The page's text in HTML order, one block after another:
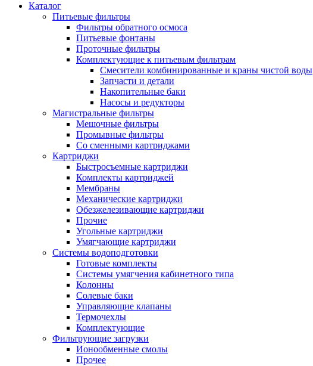
Каталог
Питьевые фильтры
Фильтры обратного осмоса
Питьевые фонтаны
Проточные фильтры
Комплектующие к питьевым фильтрам
Смесители комбинированные и краны чистой воды
Запчасти и детали
Накопительные баки
Насосы и редукторы
Магистральные фильтры
Мешочные фильтры
Промывные фильтры
Со сменными картриджами
Картриджи
Быстросъемные картриджи
Комплекты картриджей
Мембраны
Механические картриджи
Обезжелезивающие картриджи
Прочие
Угольные картриджи
Умягчающие картриджи
Системы водоподготовки
Готовые комплекты
Системы умягчения кабинетного типа
Колонны
Солевые баки
Управляющие клапаны
Термочехлы
Комплектующие
Фильтрующие загрузки
Ионообменные смолы
Прочее